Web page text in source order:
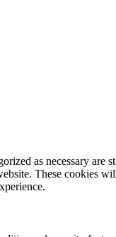
as necessary are
These cookies